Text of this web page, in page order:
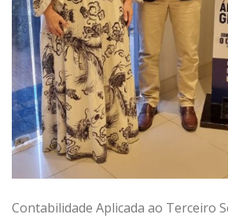
Contabilidade Aplicada ao Terceiro